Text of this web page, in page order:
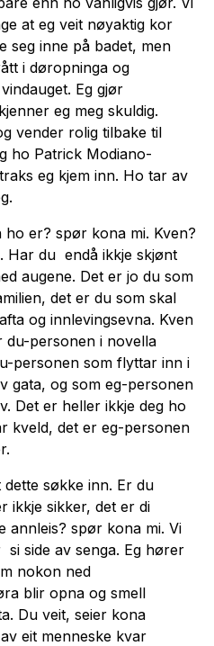
at eg veit nøyaktig kor
seg inne på badet, men
i døropninga og
Eg gjør
eg meg skuldig.
vender rolig tilbake til
ho Patrick Modiano-
eg kjem inn. Ho tar av
er? spør kona mi. Kven?
Har du endå ikkje skjønt
augene. Det er jo du som
det er du som skal
og innlevingsevna. Kven
du-personen i novella
personen som flyttar inn i
gata, og som eg-personen
Det er heller ikkje deg ho
kveld, det er eg-personen
søkke inn. Er du
ikkje sikker, det er di
annleis? spør kona mi. Vi
side av senga. Eg hører
nokon ned
blir opna og smell
Du veit, seier kona
eit menneske kvar